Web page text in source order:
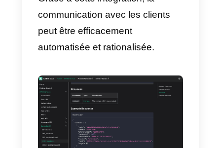
via API à Callbell.
Un autre avantage important est
incluses dans le message
WhatsApp pour fournir un service
encore plus personnalisé aux
utilisateurs. Cette fonctionnalité